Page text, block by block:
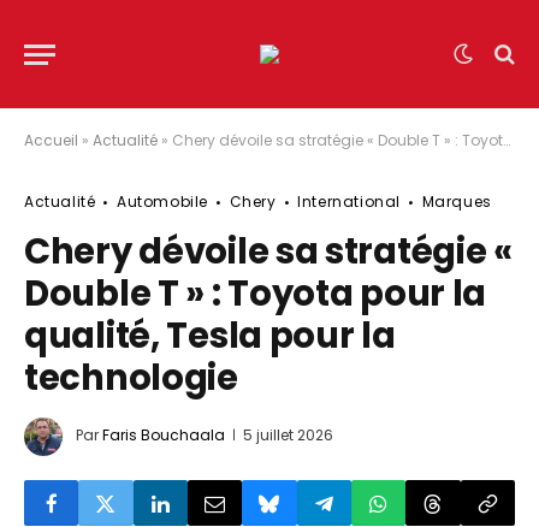
Accueil » Actualité » Chery dévoile sa stratégie « Double T » : Toyota pour la qualité, Tesla pour la technologie
Actualité Automobile Chery International Marques
Chery dévoile sa stratégie «
Double T » : Toyota pour la
qualité, Tesla pour la
technologie
ParFaris Bouchaala 5 juillet 2026